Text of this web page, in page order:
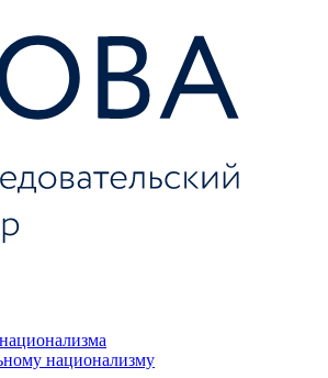
национализму